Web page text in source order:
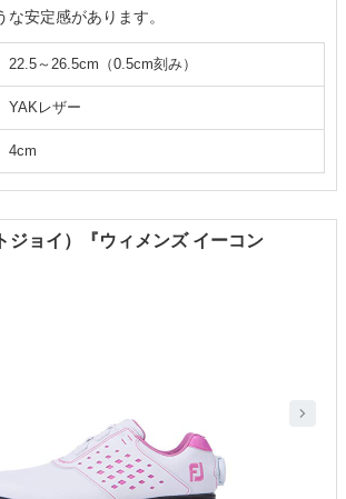
安定感があります。
22.5～26.5cm（0.5cm刻み）
YAKレザー
4cm
ジョイ）『ウィメンズ イーコン